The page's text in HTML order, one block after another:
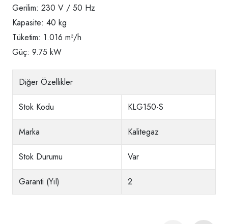
Gerilim: 230 V / 50 Hz
Kapasite: 40 kg
Tüketim: 1.016 m³/h
Güç: 9.75 kW
Diğer Özellikler
Stok Kodu KLG150-S
Marka Kalitegaz
Stok Durumu Var
Garanti (Yıl) 2